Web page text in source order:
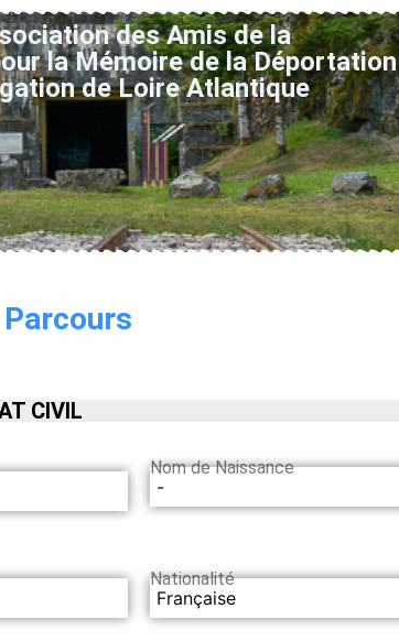
des Amis de la
la Mémoire de la Déportation
de Loire Atlantique
CIVIL
Nom de Naissance
-
Nationalité
Française